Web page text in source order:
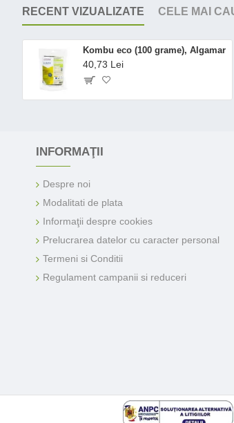
RECENT VIZUALIZATE CELE MAI
Kombu eco (100 grame), Algamar
40,73 Lei
INFORMAŢII
Despre noi
Modalitati de plata
Informaţii despre cookies
Prelucrarea datelor cu caracter personal
Termeni si Conditii
Regulament campanii si reduceri